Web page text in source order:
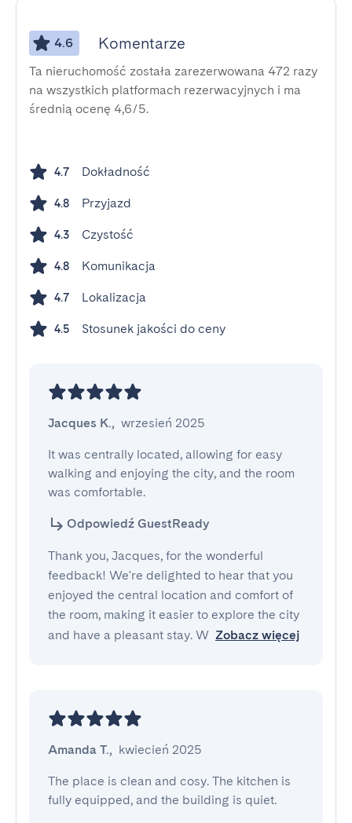
4.6 Komentarze
Ta nieruchomość została zarezerwowana 472 razy
na wszystkich platformach rezerwacyjnych i ma
średnią ocenę 4,6/5.
4.7 Dokładność
4.8 Przyjazd
4.3 Czystość
4.8 Komunikacja
4.7 Lokalizacja
4.5 Stosunek jakości do ceny
Jacques K., wrzesień 2025
It was centrally located, allowing for easy
walking and enjoying the city, and the room
was comfortable.
Odpowiedź GuestReady
Thank you, Jacques, for the wonderful
feedback! We're delighted to hear that you
enjoyed the central location and comfort of
the room, making it easier to explore the city
and have a pleasant stay. W Zobacz więcej
Amanda T., kwiecień 2025
The place is clean and cosy. The kitchen is
fully equipped, and the building is quiet.